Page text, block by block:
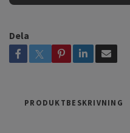
Dela
PRODUKTBESKRIVNING